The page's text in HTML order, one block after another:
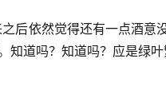
后依然觉得还有一点酒意
道吗？知道吗？应是绿叶